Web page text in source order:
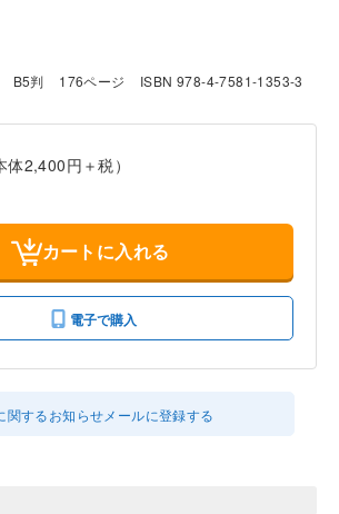
B5判 176ページ ISBN 978-4-7581-1353-3
体2,400円＋税）
カートに入れる
電子で購入
関するお知らせメールに登録する